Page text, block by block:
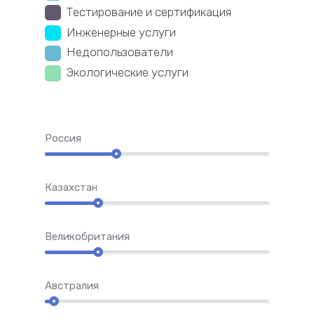
Тестирование и сертификация
Инженерные услуги
Недопользователи
Экологические услуги
Россия
Казахстан
Великобритания
Австралия